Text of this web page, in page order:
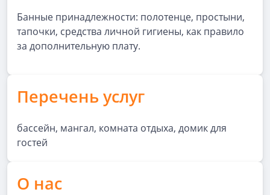
Банные принадлежности: полотенце, простыни,
тапочки, средства личной гигиены, как правило
за дополнительную плату.
Перечень услуг
бассейн, мангал, комната отдыха, домик для
гостей
О нас